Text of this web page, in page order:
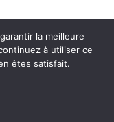
la meilleure
à utiliser ce
êtes satisfait.